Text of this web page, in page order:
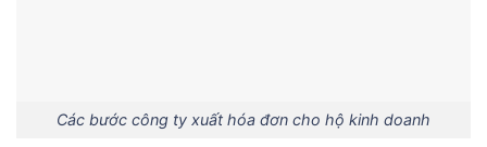
Các bước công ty xuất hóa đơn cho hộ kinh doanh